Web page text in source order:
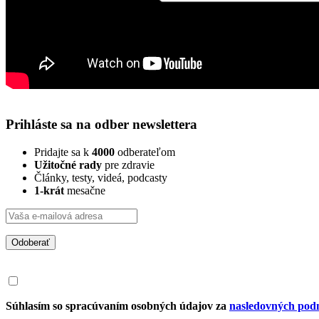
Prihláste sa na odber newslettera
Pridajte sa k 4000 odberateľom
Užitočné rady pre zdravie
Články, testy, videá, podcasty
1-krát mesačne
Odoberať
Súhlasím so spracúvaním osobných údajov za nasledovných